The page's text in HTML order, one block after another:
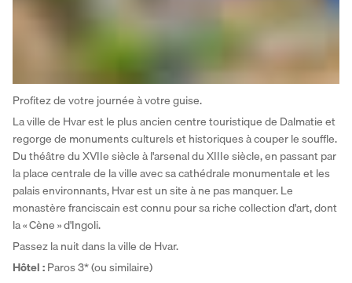
Profitez de votre journée à votre guise.
La ville de Hvar est le plus ancien centre touristique de Dalmatie et
regorge de monuments culturels et historiques à couper le souffle.
Du théâtre du XVIIe siècle à l'arsenal du XIIIe siècle, en passant par
la place centrale de la ville avec sa cathédrale monumentale et les
palais environnants, Hvar est un site à ne pas manquer. Le
monastère franciscain est connu pour sa riche collection d'art, dont
la « Cène » d'Ingoli.
Passez la nuit dans la ville de Hvar.
Hôtel : Paros 3* (ou similaire)